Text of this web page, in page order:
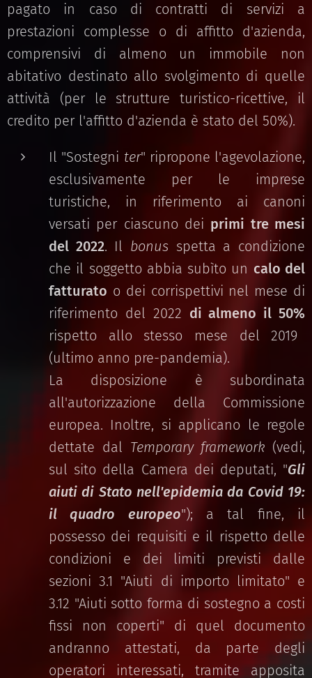
pagato in caso di contratti di servizi a
prestazioni complesse o di affitto d'azienda,
comprensivi di almeno un immobile non
abitativo destinato allo svolgimento di quelle
attività (per le strutture turistico-ricettive, il
credito per l'affitto d'azienda è stato del 50%).
Il "Sostegni ter" ripropone l'agevolazione,
esclusivamente per le imprese
turistiche, in riferimento ai canoni
versati per ciascuno dei primi tre mesi
del 2022. Il bonus spetta a condizione
che il soggetto abbia subìto un calo del
fatturato o dei corrispettivi nel mese di
riferimento del 2022 di almeno il 50%
rispetto allo stesso mese del 2019
(ultimo anno pre-pandemia).
La disposizione è subordinata
all'autorizzazione della Commissione
europea. Inoltre, si applicano le regole
dettate dal Temporary framework (vedi,
sul sito della Camera dei deputati, "Gli
aiuti di Stato nell'epidemia da Covid 19:
il quadro europeo"); a tal fine, il
possesso dei requisiti e il rispetto delle
condizioni e dei limiti previsti dalle
sezioni 3.1 "Aiuti di importo limitato" e
3.12 "Aiuti sotto forma di sostegno a costi
fissi non coperti" di quel documento
andranno attestati, da parte degli
operatori interessati, tramite apposita